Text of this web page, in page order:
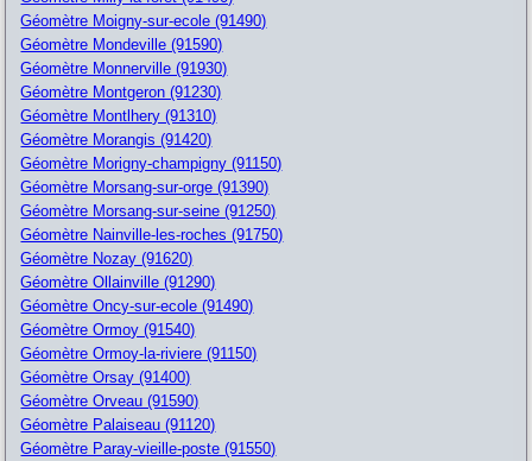
Géomètre Moigny-sur-ecole (91490)
Géomètre Mondeville (91590)
Géomètre Monnerville (91930)
Géomètre Montgeron (91230)
Géomètre Montlhery (91310)
Géomètre Morangis (91420)
Géomètre Morigny-champigny (91150)
Géomètre Morsang-sur-orge (91390)
Géomètre Morsang-sur-seine (91250)
Géomètre Nainville-les-roches (91750)
Géomètre Nozay (91620)
Géomètre Ollainville (91290)
Géomètre Oncy-sur-ecole (91490)
Géomètre Ormoy (91540)
Géomètre Ormoy-la-riviere (91150)
Géomètre Orsay (91400)
Géomètre Orveau (91590)
Géomètre Palaiseau (91120)
Géomètre Paray-vieille-poste (91550)